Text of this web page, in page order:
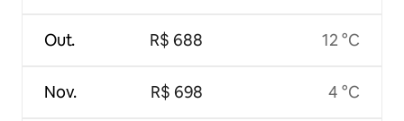
Out.
Nov.
R$ 688
R$ 698
12 °C
4 °C